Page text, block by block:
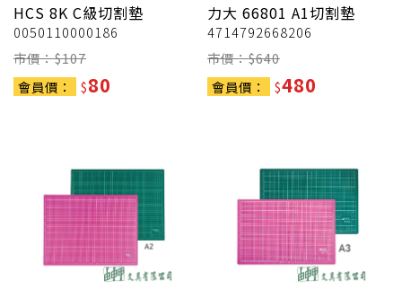
HCS 8K C級切割墊
0050110000186
市價：$107
會員價：
$80
力大 66801 A1切割墊
4714792668206
市價：$640
會員價：
$480